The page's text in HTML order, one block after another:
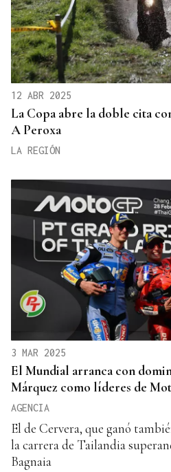
12 ABR 2025
La Copa abre la doble cita
A Peroxa
LA REGIÓN
3 MAR 2025
El Mundial arranca con
Márquez como líderes de
AGENCIA
El de Cervera, que ganó
la carrera de Tailandia
Bagnaia